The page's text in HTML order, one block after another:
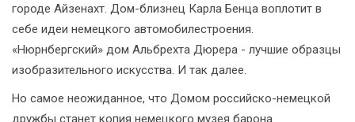
городе Айзенахт. Дом-близнец Карла Бенца воплотит в
себе идеи немецкого автомобилестроения.
«Нюрнбергский» дом Альбрехта Дюрера - лучшие образцы
изобразительного искусства. И так далее.
Но самое неожиданное, что Домом российско-немецкой
дружбы станет копия немецкого музея барона